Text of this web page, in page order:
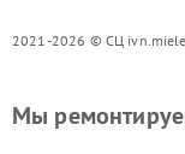
2021-2026 © СЦ
Мы